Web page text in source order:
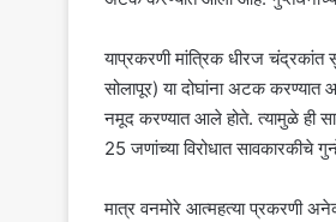
याप्रकरणी मांत्रिक धीरज चंद्रकांत
सोलापूर) या दोघांना अटक करण्यात
नमूद करण्यात आले होते. त्यामुळे ही
25 जणांच्या विरोधात
मात्र वनमोरे आत्महत्या प्रकरणी